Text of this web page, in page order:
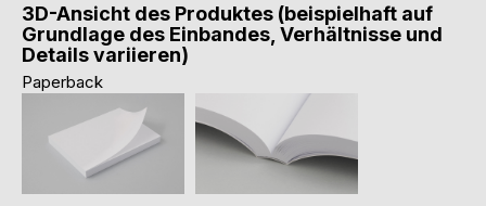
3D-Ansicht des Produktes (beispielhaft auf
Grundlage des Einbandes, Verhältnisse und
Details variieren)
Paperback